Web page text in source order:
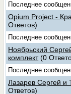
Последнее
Opium Project -
Ответов)
Последнее
Ноябрьский
комплект (0
Последнее
Лазарев Сергей и
Ответов)